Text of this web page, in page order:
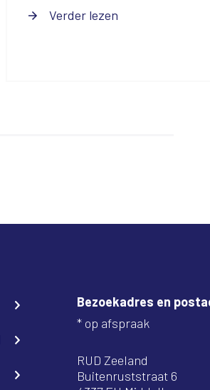
Verder lezen
Bezoekadres en
* op afspraak
RUD Zeeland
Buitenruststraat 6